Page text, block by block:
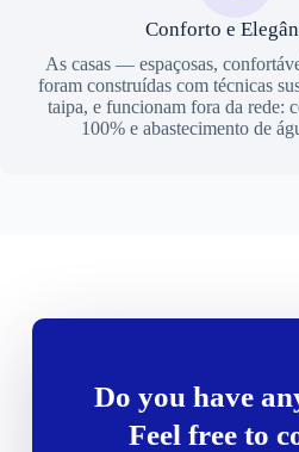
Conforto e
As casas — espaçosas,
foram construídas com técnicas
taipa, e funcionam fora da rede:
100% e abastecimento de
Do you have
Feel free to